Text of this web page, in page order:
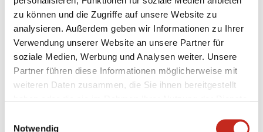
zu können und die Zugriffe auf unsere Website zu
analysieren. Außerdem geben wir Informationen zu Ihrer
Verwendung unserer Website an unsere Partner für
soziale Medien, Werbung und Analysen weiter. Unsere
Partner führen diese Informationen möglicherweise mit
weiteren Daten zusammen, die Sie ihnen bereitgestellt
Notwendig
Die Gesamtspielpläne der Leistungsturniere:
Download: